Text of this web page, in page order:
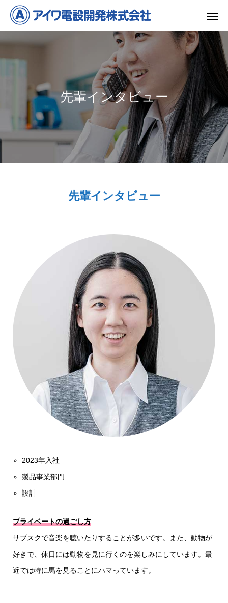
先輩インタビュー
先輩インタビュー
2023年入社
製品事業部門
設計
プライベートの過ごし方
サブスクで音楽を聴いたりすることが多いです。また、動物が
好きで、休日には動物を見に行くのを楽しみにしています。最
近では特に馬を見ることにハマっています。